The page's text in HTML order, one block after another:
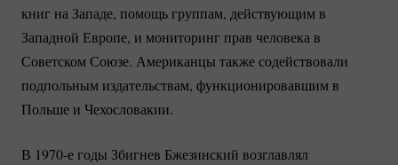
книг на Западе, помощь группам, действующим в
Западной Европе, и мониторинг прав человека в
Советском Союзе. Американцы также содействовали
подпольным издательствам, функционировавшим в
Польше и Чехословакии.
В 1970-е годы Збигнев Бжезинский возглавлял